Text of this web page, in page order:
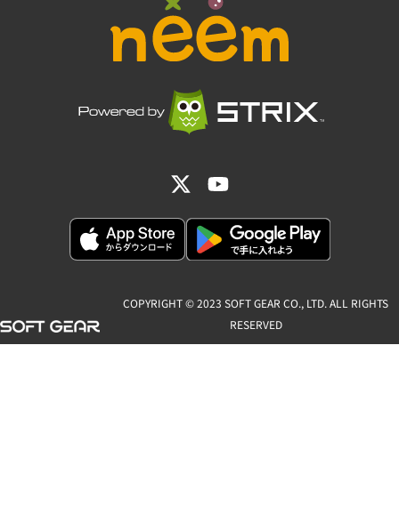
COPYRIGHT © 2023 SOFT GEAR CO., LTD. ALL RIGHTS
RESERVED